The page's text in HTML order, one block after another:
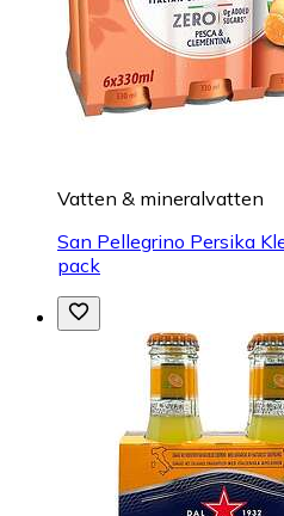
Vatten & mineralvatten
San Pellegrino Persika
pack